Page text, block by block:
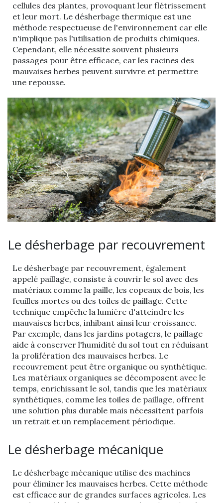
cellules des plantes, provoquant leur flétrissement
et leur mort. Le désherbage thermique est une
méthode respectueuse de l'environnement car elle
n'implique pas l'utilisation de produits chimiques.
Cependant, elle nécessite souvent plusieurs
passages pour être efficace, car les racines des
mauvaises herbes peuvent survivre et permettre
une repousse.
Le désherbage par recouvrement
Le désherbage par recouvrement, également
appelé paillage, consiste à couvrir le sol avec des
matériaux comme la paille, les copeaux de bois, les
feuilles mortes ou des toiles de paillage. Cette
technique empêche la lumière d'atteindre les
mauvaises herbes, inhibant ainsi leur croissance.
Par exemple, dans les jardins potagers, le paillage
aide à conserver l'humidité du sol tout en réduisant
la prolifération des mauvaises herbes. Le
recouvrement peut être organique ou synthétique.
Les matériaux organiques se décomposent avec le
temps, enrichissant le sol, tandis que les matériaux
synthétiques, comme les toiles de paillage, offrent
une solution plus durable mais nécessitent parfois
un retrait et un remplacement périodique.
Le désherbage mécanique
Le désherbage mécanique utilise des machines
pour éliminer les mauvaises herbes. Cette méthode
est efficace sur de grandes surfaces agricoles. Les